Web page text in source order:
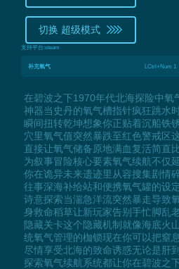
切换 超级模式
支持平台:steam
补充氧气 LCtrl+Num 1
在碧波之下1970年代北海探险中氧
神器当史丹的氧气槽指针疯狂跳水
瞬间扭转乾坤想象你正贴着沉船铁
穴里氧气值突然暴跌至红色警戒区
直接让氧气储备原地满血复活简直
为叙事冒险核心要素氧气续航不仅
你在诡异未来遗迹里从容搜集剧情
往事深海补给站和便携氧气罐的设
诗意探索当湍急洋流突然暴走导致
身救命稻草让新玩家告别手忙脚乱
隐藏关卡这个隐藏机制就像海底火
统氧气管理的枷锁现在你可以把窒
尽情享受北海的致命诱惑无论是肝
探索氧气续航系统都让你在碧波之